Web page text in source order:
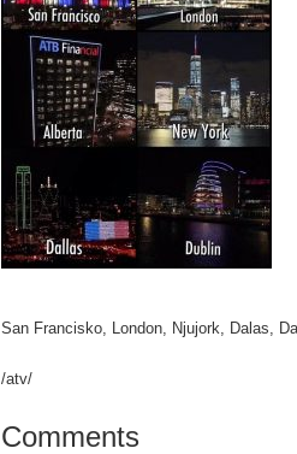
San Francisko, London, Njujork, Dalas,
/atv/
Comments